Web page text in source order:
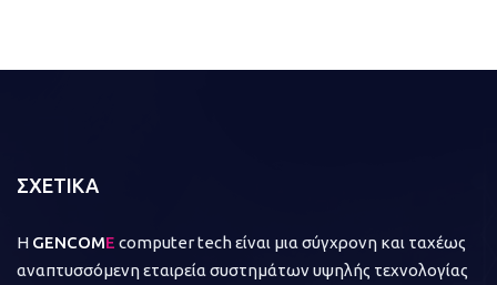
ΣΧΕΤΙΚΑ
Η GENCOME computer tech είναι μια σύγχρονη και ταχέως
αναπτυσσόμενη εταιρεία συστημάτων υψηλής τεχνολογίας